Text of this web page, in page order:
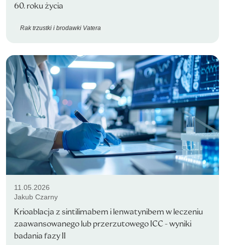
60. roku życia
Rak trzustki i brodawki Vatera
11.05.2026
Jakub Czarny
Krioablacja z sintilimabem i lenwatynibem w leczeniu
zaawansowanego lub przerzutowego ICC - wyniki
badania fazy II